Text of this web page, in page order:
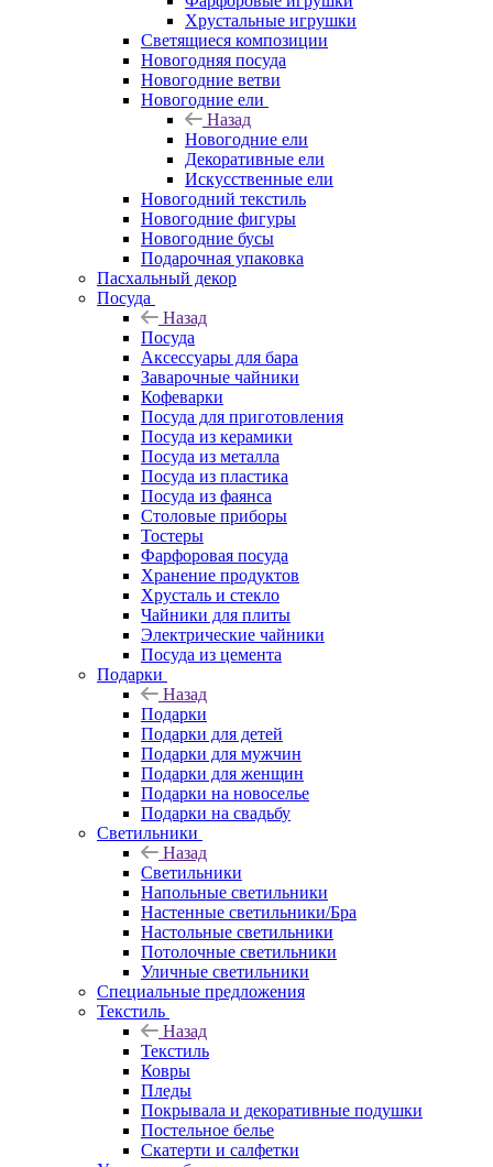
Хрустальные игрушки
Светящиеся композиции
Новогодняя посуда
Новогодние ветви
Новогодние ели
Назад
Новогодние ели
Декоративные ели
Искусственные ели
Новогодний текстиль
Новогодние фигуры
Новогодние бусы
Подарочная упаковка
Пасхальный декор
Посуда
Назад
Посуда
Аксессуары для бара
Заварочные чайники
Кофеварки
Посуда для приготовления
Посуда из керамики
Посуда из металла
Посуда из пластика
Посуда из фаянса
Столовые приборы
Тостеры
Фарфоровая посуда
Хранение продуктов
Хрусталь и стекло
Чайники для плиты
Электрические чайники
Посуда из цемента
Подарки
Назад
Подарки
Подарки для детей
Подарки для мужчин
Подарки для женщин
Подарки на новоселье
Подарки на свадьбу
Светильники
Назад
Светильники
Напольные светильники
Настенные светильники/Бра
Настольные светильники
Потолочные светильники
Уличные светильники
Специальные предложения
Текстиль
Назад
Текстиль
Ковры
Пледы
Покрывала и декоративные подушки
Постельное белье
Скатерти и салфетки